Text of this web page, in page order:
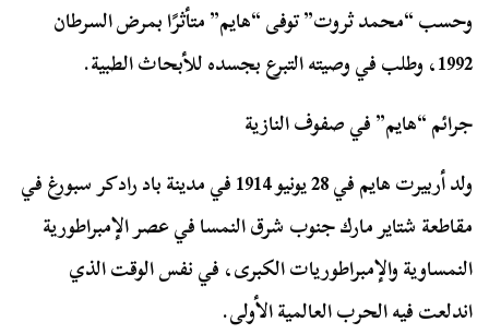
وحسب “محمد ثروت” توفى “هايم” متأثرًا بمرض السرطان
1992، وطلب في وصيته التبرع بجسده للأبحاث الطبية.
جرائم “هايم” في صفوف النازية
ولد أربيرت هايم في 28 يونيو 1914 في مدينة باد رادكر سبورغ في
مقاطعة شتاير مارك جنوب شرق النمسا في عصر الإمبراطورية
النمساوية والإمبراطوريات الكبرى، في نفس الوقت الذي
اندلعت فيه الحرب العالمية الأولى.